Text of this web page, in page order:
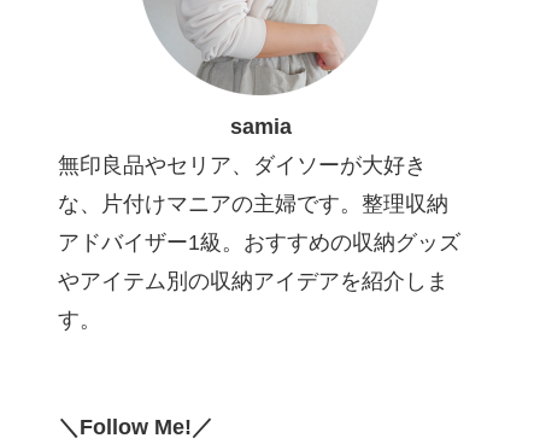
samia
無印良品やセリア、ダイソーが大好き
な、片付けマニアの主婦です。整理収納
アドバイザー1級。おすすめの収納グッズ
やアイテム別の収納アイデアを紹介しま
す。
＼Follow Me!／